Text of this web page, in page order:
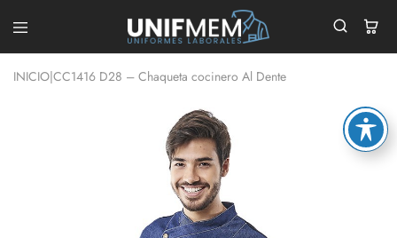
UNIFMEM
Tu
de
INICIO|CC1416 D28 – Chaqueta cocinero Al Dente